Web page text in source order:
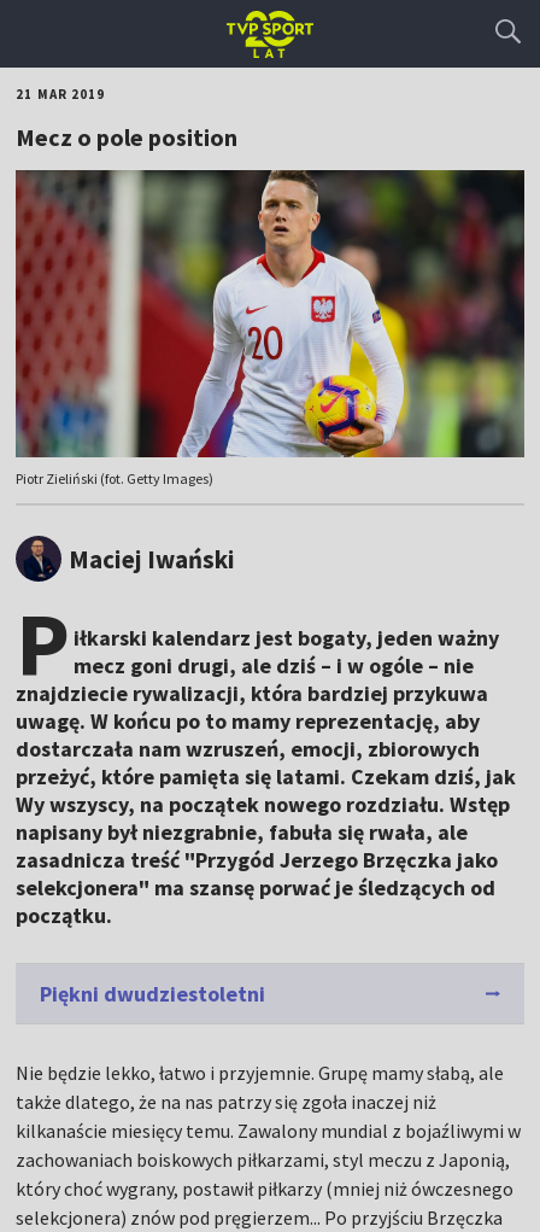
21 MAR 2019
Mecz o pole position
Piotr Zieliński (fot. Getty Images)
Maciej Iwański
P iłkarski kalendarz jest bogaty, jeden ważny
mecz goni drugi, ale dziś – i w ogóle – nie
znajdziecie rywalizacji, która bardziej przykuwa
uwagę. W końcu po to mamy reprezentację, aby
dostarczała nam wzruszeń, emocji, zbiorowych
przeżyć, które pamięta się latami. Czekam dziś, jak
Wy wszyscy, na początek nowego rozdziału. Wstęp
napisany był niezgrabnie, fabuła się rwała, ale
zasadnicza treść "Przygód Jerzego Brzęczka jako
selekcjonera" ma szansę porwać je śledzących od
początku.
Piękni dwudziestoletni
Nie będzie lekko, łatwo i przyjemnie. Grupę mamy słabą, ale
także dlatego, że na nas patrzy się zgoła inaczej niż
kilkanaście miesięcy temu. Zawalony mundial z bojaźliwymi w
zachowaniach boiskowych piłkarzami, styl meczu z Japonią,
który choć wygrany, postawił piłkarzy (mniej niż ówczesnego
selekcjonera) znów pod pręgierzem... Po przyjściu Brzęczka